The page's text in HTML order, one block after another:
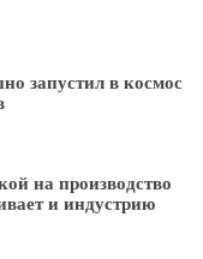
запустил в космос
на производство
и индустрию